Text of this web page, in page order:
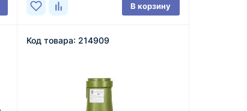
В корзину
Код товара: 214909